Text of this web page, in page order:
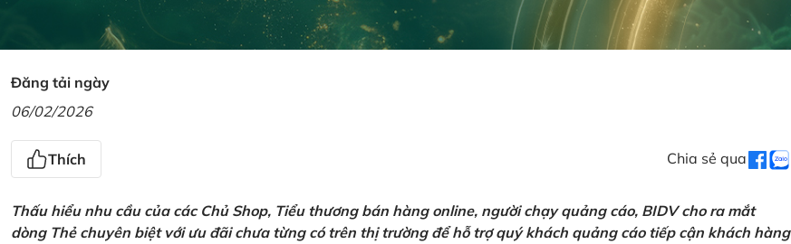
Đăng tải ngày
06/02/2026
Thích Chia sẻ qua
Thấu hiểu nhu cầu của các Chủ Shop, Tiểu thương bán hàng online, người chạy quảng cáo, BIDV cho ra mắt
dòng Thẻ chuyên biệt với ưu đãi chưa từng có trên thị trường để hỗ trợ quý khách quảng cáo tiếp cận khách hàng